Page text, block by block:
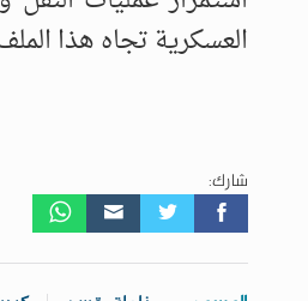
العسكرية تجاه هذا
شارك: